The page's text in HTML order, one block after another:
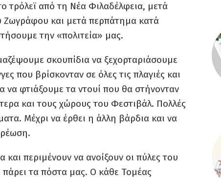
τρόλεϊ από τη Νέα Φιλαδέλφεια, μετά
Ζωγράφου και μετά περπάτημα κατά
την «πολιτεία» μας.
σκουπίδια να ξεχορταριάσουμε
που βρίσκονταν σε όλες τις πλαγιές και
να φτιάξουμε τα ντουί που θα στήνονταν
και τους χώρους του Φεστιβάλ. Πολλές
Μέχρι να έρθει η άλλη βάρδια και να
και περιμένουν να ανοίξουν οι πύλες του
πάρει τα πόστα μας. Ο κάθε Τομέας